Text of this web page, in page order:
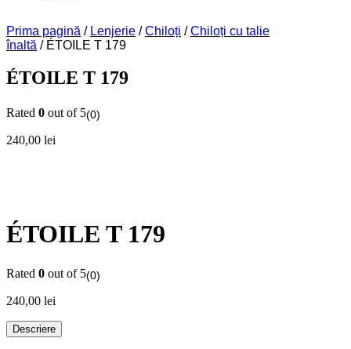
Prima pagină / Lenjerie /Chiloți /Chiloți cu talie
înaltă / ÉTOILE T 179
ÉTOILE T 179
Rated 0 out of 5(0)
240,00 lei
ÉTOILE T 179
Rated 0 out of 5(0)
240,00 lei
Descriere